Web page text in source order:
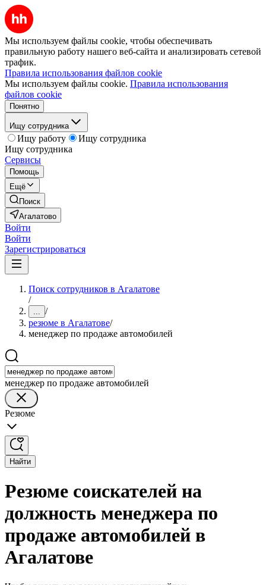
Мы используем файлы cookie, чтобы обеспечивать
правильную работу нашего веб-сайта и анализировать сетевой
трафик.
Правила использования файлов cookie
Мы используем файлы cookie. Правила использования
файлов cookie
Понятно
Ищу сотрудника
Ищу работу
Ищу сотрудника
Ищу сотрудника
Сервисы
Помощь
Ещё
Поиск
Агалатово
Войти
Войти
Зарегистрироваться
Поиск сотрудников в Агалатове
/
... /
резюме в Агалатове/
менеджер по продаже автомобилей
менеджер по продаже автомобилей
Резюме
Найти
Резюме соискателей на
должность менеджера по
продаже автомобилей в
Агалатове